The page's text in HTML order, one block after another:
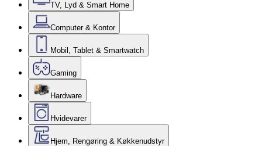
TV, Lyd & Smart Home
Computer & Kontor
Mobil, Tablet & Smartwatch
Gaming
Hardware
Hvidevarer
Hjem, Rengøring & Køkkenudstyr